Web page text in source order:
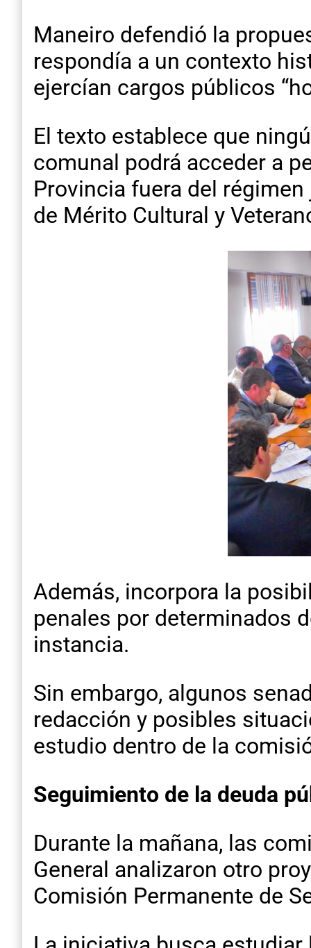
Maneiro defendió la
respondía a un contexto
ejercían cargos públicos
El texto establece que
comunal podrá acceder a
Provincia fuera del
de Mérito Cultural y
Además, incorpora la
penales por determinados
instancia.
Sin embargo, algunos
redacción y posibles
estudio dentro de la
Seguimiento de la deuda
Durante la mañana, las
General analizaron otro
Comisión Permanente de